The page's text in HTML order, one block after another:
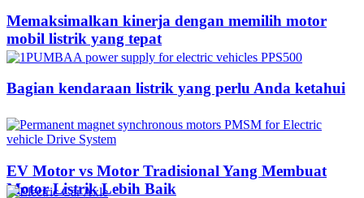
Memaksimalkan kinerja dengan memilih motor
mobil listrik yang tepat
Bagian kendaraan listrik yang perlu Anda ketahui
EV Motor vs Motor Tradisional Yang Membuat
Motor Listrik Lebih Baik